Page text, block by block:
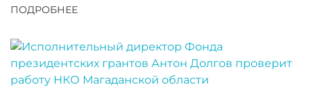
ПОДРОБНЕЕ